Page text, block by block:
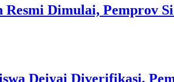
Dimulai, Pemprov
Deiyai Diverifikasi,